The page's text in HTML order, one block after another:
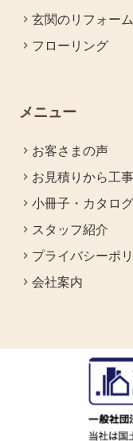
玄関のリフォーム
フローリング
メニュー
お客さまの声
お見積りから工
小冊子・カタロ
スタッフ紹介
プライバシーポ
会社案内